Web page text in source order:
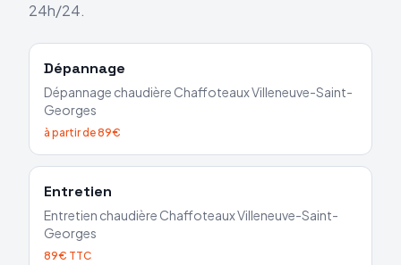
24h/24.
Dépannage
Dépannage chaudière ChaffoteauxVilleneuve-Saint-
Georges
à partir de 89€
Entretien
Entretien chaudière ChaffoteauxVilleneuve-Saint-
Georges
89€ TTC